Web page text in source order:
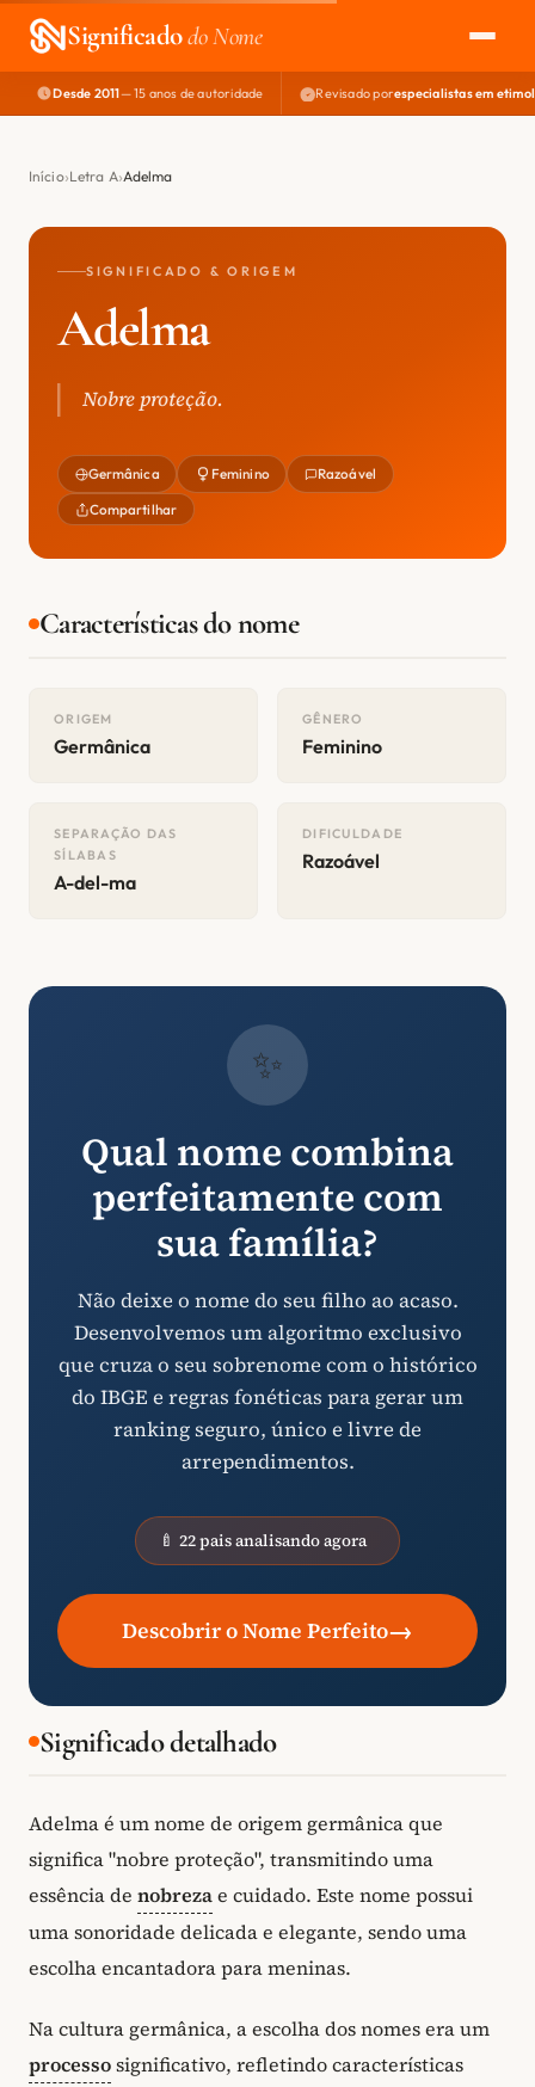
Significadodo Nome
EXPLORAR
NOME PERFEITO
Desde 2011— 15 anos de autoridade Revisado porespecialistas em
Início Letra A Adelma
SIGNIFICADO & ORIGEM
Adelma
Nobre proteção.
Germânica Feminino Razoável
Compartilhar
Características do nome
ORIGEM
Germânica
GÊNERO
Feminino
SEPARAÇÃO DAS
SÍLABAS
A-del-ma
DIFICULDADE
Razoável
✨
Qual nome combina
perfeitamente com
sua família?
Não deixe o nome do seu filho ao acaso.
Desenvolvemos um algoritmo exclusivo
que cruza o seu sobrenome com o histórico
do IBGE e regras fonéticas para gerar um
ranking seguro, único e livre de
arrependimentos.
🍼 22 pais analisando agora
Descobrir o Nome Perfeito→
Significado detalhado
Adelma é um nome de origem germânica que
significa "nobre proteção", transmitindo uma
essência de nobrezae cuidado. Este nome possui
uma sonoridade delicada e elegante, sendo uma
escolha encantadora para meninas.
Na cultura germânica, a escolha dos nomes era um
processosignificativo, refletindo características